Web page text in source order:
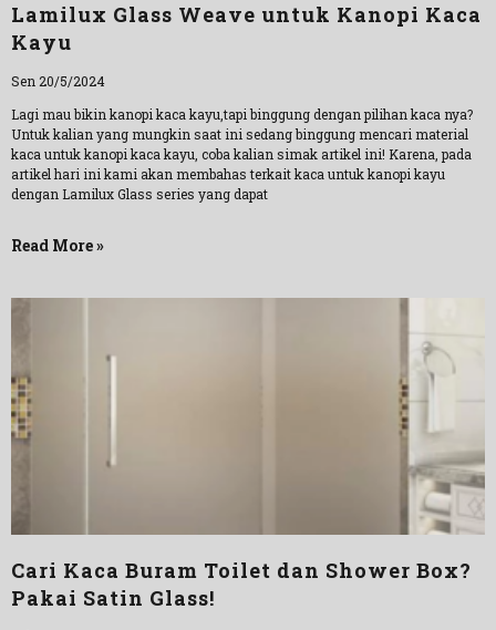
Lamilux Glass Weave untuk Kanopi Kaca
Kayu
Sen 20/5/2024
Lagi mau bikin kanopi kaca kayu,tapi binggung dengan pilihan kaca nya?
Untuk kalian yang mungkin saat ini sedang binggung mencari material
kaca untuk kanopi kaca kayu, coba kalian simak artikel ini! Karena, pada
artikel hari ini kami akan membahas terkait kaca untuk kanopi kayu
dengan Lamilux Glass series yang dapat
Read More »
Cari Kaca Buram Toilet dan Shower Box?
Pakai Satin Glass!